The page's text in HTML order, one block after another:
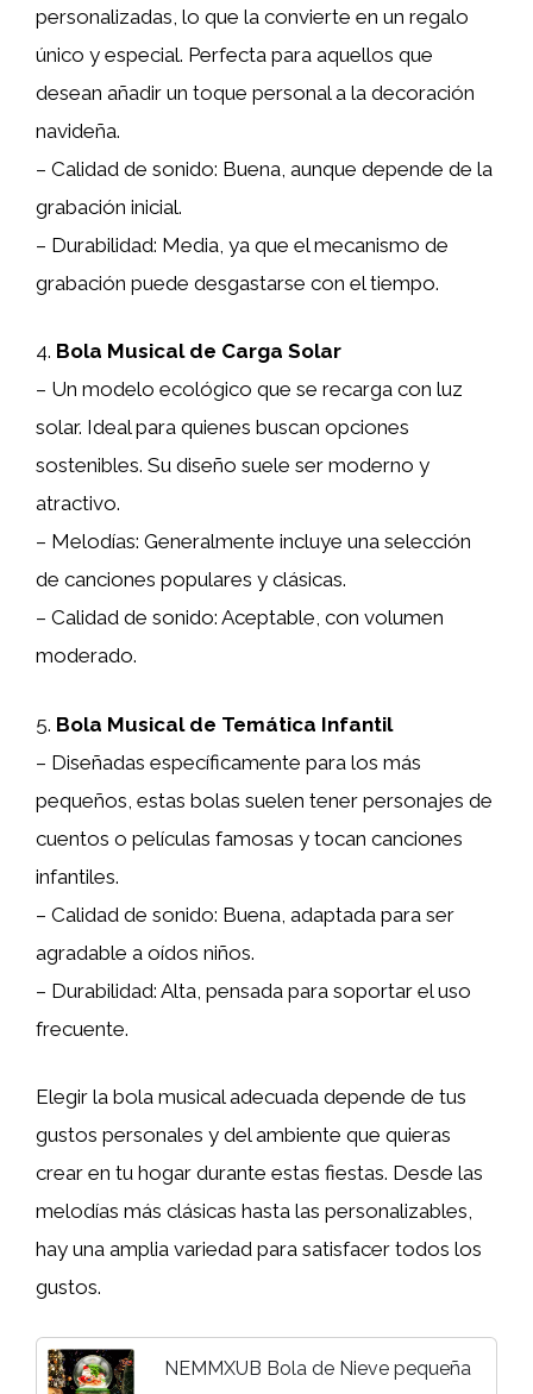
personalizadas, lo que la convierte en un regalo
único y especial. Perfecta para aquellos que
desean añadir un toque personal a la decoración
navideña.
– Calidad de sonido: Buena, aunque depende de la
grabación inicial.
– Durabilidad: Media, ya que el mecanismo de
grabación puede desgastarse con el tiempo.
4. Bola Musical de Carga Solar
– Un modelo ecológico que se recarga con luz
solar. Ideal para quienes buscan opciones
sostenibles. Su diseño suele ser moderno y
atractivo.
– Melodías: Generalmente incluye una selección
de canciones populares y clásicas.
– Calidad de sonido: Aceptable, con volumen
moderado.
5. Bola Musical de Temática Infantil
– Diseñadas específicamente para los más
pequeños, estas bolas suelen tener personajes de
cuentos o películas famosas y tocan canciones
infantiles.
– Calidad de sonido: Buena, adaptada para ser
agradable a oídos niños.
– Durabilidad: Alta, pensada para soportar el uso
frecuente.
Elegir la bola musical adecuada depende de tus
gustos personales y del ambiente que quieras
crear en tu hogar durante estas fiestas. Desde las
melodías más clásicas hasta las personalizables,
hay una amplia variedad para satisfacer todos los
gustos.
NEMMXUB Bola de Nieve pequeña